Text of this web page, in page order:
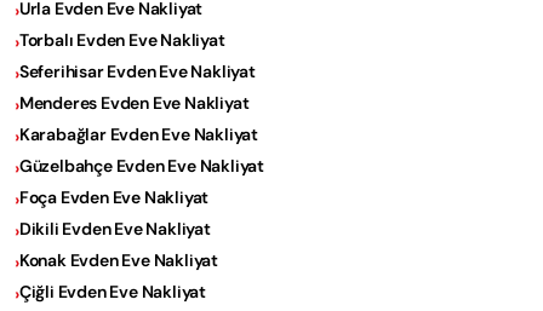
Urla Evden Eve Nakliyat
Torbalı Evden Eve Nakliyat
Seferihisar Evden Eve Nakliyat
Menderes Evden Eve Nakliyat
Karabağlar Evden Eve Nakliyat
Güzelbahçe Evden Eve Nakliyat
Foça Evden Eve Nakliyat
Dikili Evden Eve Nakliyat
Konak Evden Eve Nakliyat
Çiğli Evden Eve Nakliyat